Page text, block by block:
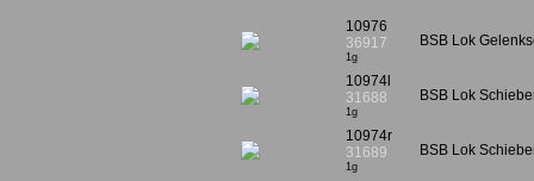
10976
36917
1g
BSB Lok
10974l
31688
1g
BSB Lok
10974r
31689
1g
BSB Lok